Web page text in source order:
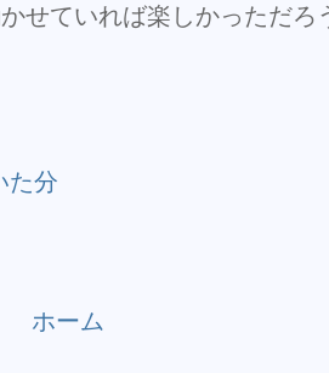
せていれば楽しかっただろ
た分
ホーム